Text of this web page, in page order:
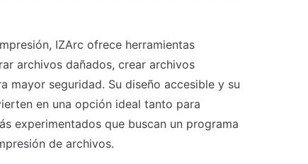
IZArc ofrece herramientas
archivos dañados, crear archivos
mayor seguridad. Su diseño accesible y su
en una opción ideal tanto para
experimentados que buscan un programa
de archivos.